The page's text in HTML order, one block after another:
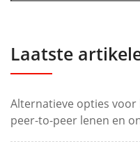
Laatste
Alternatieve opties
peer-to-peer lenen en